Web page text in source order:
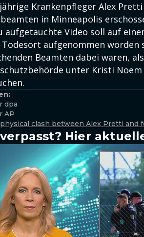
Krankenpfleger Alex
in Minneapolis
aufgetauchte Video soll auf
Todesort aufgenommen worden
Beamten dabei waren,
unter Kristi
dpa
AP
clash between Alex Pretti and
Hier